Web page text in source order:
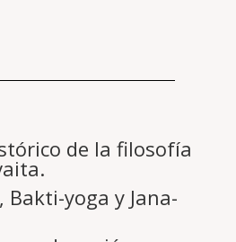
de la filosofía
Bakti-yoga y Jana-